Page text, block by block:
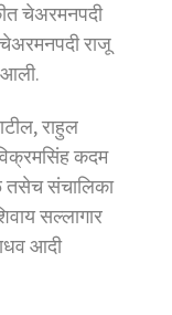
चेअरमनपदी
चेअरमनपदी राजू
राहुल
कदम
तसेच संचालिका
सल्लागार
आदी